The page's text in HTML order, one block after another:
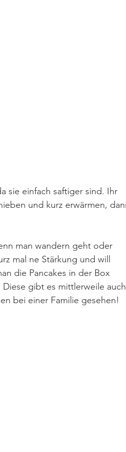
sie einfach saftiger sind. Ihr
und kurz erwärmen,
man wandern geht oder
mal ne Stärkung und will
die Pancakes in der Box
gibt es mittlerweile
bei einer Familie gesehen!